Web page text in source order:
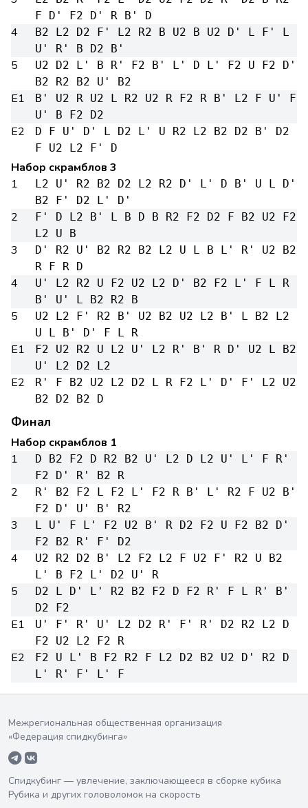
F D' F2 D' R B' D
4
B2 L2 D2 F' L2 R2 B U2 B U2 D' L F' L
U' R' B D2 B'
5
U2 D2 L' B R' F2 B' L' D L' F2 U F2 D'
B2 R2 B2 U' B2
E1
B' U2 R U2 L R2 U2 R F2 R B' L2 F U' F
U' B F2 D2
E2
D F U' D' L D2 L' U R2 L2 B2 D2 B' D2
F U2 L2 F' D
Набор скрамблов 3
1
L2 U' R2 B2 D2 L2 R2 D' L' D B' U L D'
B2 F' D2 L' D'
2
F' D L2 B' L B D B R2 F2 D2 F B2 U2 F2
L2 U B
3
D' R2 U' B2 R2 B2 L2 U L B L' R' U2 B2
R F R D
4
U' L2 R2 U F2 U2 L2 D' B2 F2 L' F L R
B' U' L B2 R2 B
5
U2 L2 F' R2 B' U2 B2 U2 L2 B' L B2 L2
U L B' D' F L R
E1
F2 U2 R2 U L2 U' L2 R' B' R D' U2 L B2
U' L2 D2 L2
E2
R' F B2 U2 L2 D2 L R F2 L' D' F' L2 U2
B2 D2 B2 D
Финал
Набор скрамблов 1
1
D B2 F2 D R2 B2 U' L2 D L2 U' L' F R'
F2 D' R' B2 R
2
R' B2 F2 L F2 L' F2 R B' L' R2 F U2 B'
F2 D' U' B' R2
3
L U' F L' F2 U2 B' R D2 F2 U F2 B2 D'
F2 B2 R' F' D2
4
U2 R2 D2 B' L2 F2 L2 F U2 F' R2 U B2
L' B F2 L' D2 U' R
5
D2 L D' L' R2 B2 F2 D F2 R' F L R' B'
D2 F2
E1
U' F' R' U' L2 D2 R' F' R' D2 R2 L2 D
F2 U2 L2 F2 R
E2
F2 U L' B F2 R2 F L2 D2 B2 U2 D' R2 D
L' R' F' L' F
Межрегиональная общественная организация
«Федерация спидкубинга»
Спидкубинг — увлечение, заключающееся в сборке кубика
Рубика и других головоломок на скорость